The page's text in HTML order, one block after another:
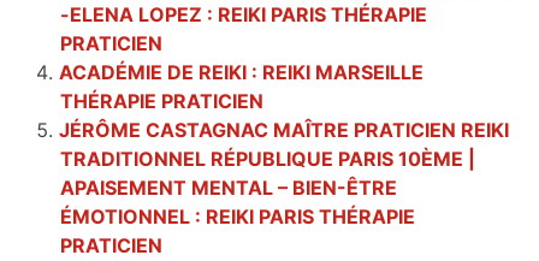
-ELENA LOPEZ : REIKI PARIS THÉRAPIE
PRATICIEN
ACADÉMIE DE REIKI : REIKI MARSEILLE
THÉRAPIE PRATICIEN
JÉRÔME CASTAGNAC MAÎTRE PRATICIEN REIKI
TRADITIONNEL RÉPUBLIQUE PARIS 10ÈME |
APAISEMENT MENTAL – BIEN-ÊTRE
ÉMOTIONNEL : REIKI PARIS THÉRAPIE
PRATICIEN